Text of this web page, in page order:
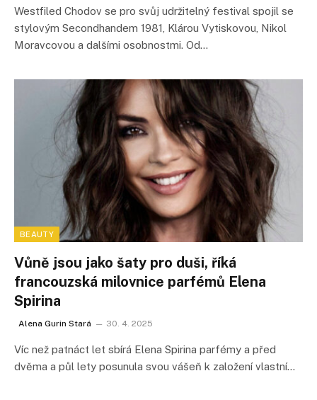
Westfiled Chodov se pro svůj udržitelný festival spojil se
stylovým Secondhandem 1981, Klárou Vytiskovou, Nikol
Moravcovou a dalšími osobnostmi. Od…
BEAUTY
Vůně jsou jako šaty pro duši, říká
francouzská milovnice parfémů Elena
Spirina
Alena Gurin Stará 30. 4. 2025
Víc než patnáct let sbírá Elena Spirina parfémy a před
dvěma a půl lety posunula svou vášeň k založení vlastní…